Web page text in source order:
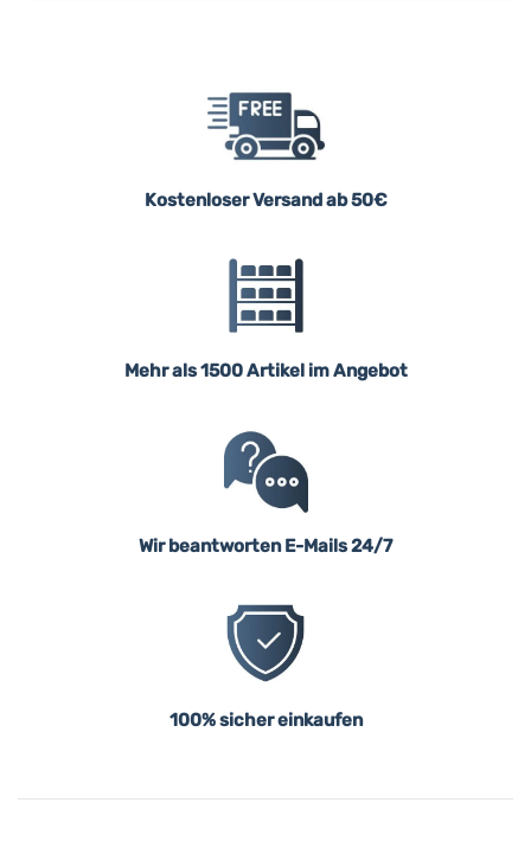
Kostenloser Versand ab 50€
Mehr als 1500 Artikel im Angebot
Wir beantworten E-Mails 24/7
100% sicher einkaufen